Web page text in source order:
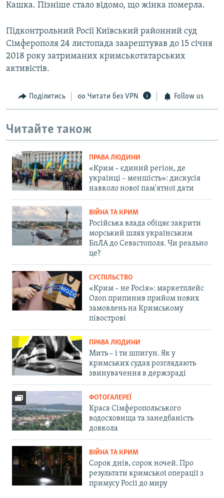
Кашка. Пізніше стало відомо, що жінка померла.
Підконтрольний Росії Київський районний суд
Сімферополя 24 листопада заарештував до 15 січня
2018 року затриманих кримськотатарських
активістів.
Поділитись Читати без VPN Follow us
Читайте також
ПРАВА ЛЮДИНИ
«Крим – єдиний регіон, де
українці – меншість»: дискусія
навколо нової пам'ятної дати
ВІЙНА ТА КРИМ
Російська влада обіцяє закрити
морський шлях українським
БпЛА до Севастополя. Чи реально
це?
СУСПІЛЬСТВО
«Крим – не Росія»: маркетплейс
Ozon припинив прийом нових
замовлень на Кримському
півострові
ПРАВА ЛЮДИНИ
Мить – і ти шпигун. Як у
кримських судах розглядають
звинувачення в держзраді
ФОТОГАЛЕРЕЇ
Краса Сімферопольського
водосховища та занедбаність
довкола
ВІЙНА ТА КРИМ
Сорок днів, сорок ночей. Про
результати кримської операції з
примусу Росії до миру